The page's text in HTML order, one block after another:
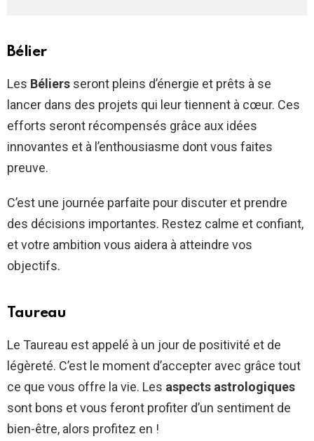
Bélier
Les Béliers seront pleins d’énergie et prêts à se
lancer dans des projets qui leur tiennent à cœur. Ces
efforts seront récompensés grâce aux idées
innovantes et à l’enthousiasme dont vous faites
preuve.
C’est une journée parfaite pour discuter et prendre
des décisions importantes. Restez calme et confiant,
et votre ambition vous aidera à atteindre vos
objectifs.
Taureau
Le Taureau est appelé à un jour de positivité et de
légèreté. C’est le moment d’accepter avec grâce tout
ce que vous offre la vie. Les aspects astrologiques
sont bons et vous feront profiter d’un sentiment de
bien-être, alors profitez en !